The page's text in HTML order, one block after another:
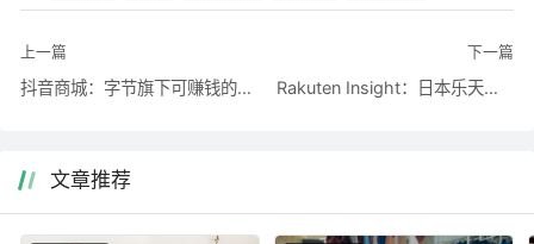
上一篇
抖音商城：字节旗下可赚钱的购物APP，新人享大福利！
下一篇
Rakuten Insight：日本乐天集团旗下5星级中文调查站，已验证收款
文章推荐